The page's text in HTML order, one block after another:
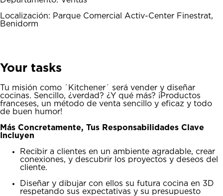
Localización: Parque Comercial Activ-Center Finestrat,
Benidorm
Your tasks
Tu misión como ´Kitchener´ será vender y diseñar
cocinas. Sencillo, ¿verdad? ¿Y qué más? ¡Productos
franceses, un método de venta sencillo y eficaz y todo
de buen humor!
Más Concretamente, Tus Responsabilidades Clave
Incluyen
Recibir a clientes en un ambiente agradable, crear
conexiones, y descubrir los proyectos y deseos del
cliente.
Diseñar y dibujar con ellos su futura cocina en 3D
respetando sus expectativas y su presupuesto